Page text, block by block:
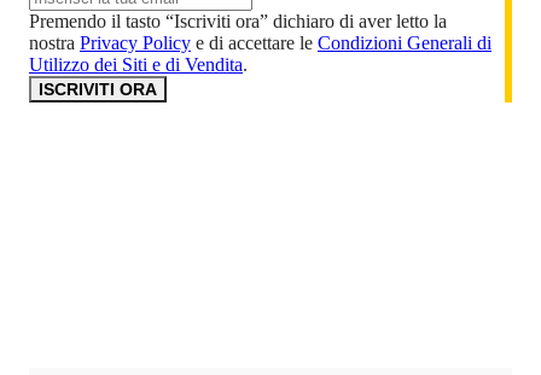
Premendo il tasto “Iscriviti ora” dichiaro di aver letto la
nostra Privacy Policy e di accettare le Condizioni Generali di
Utilizzo dei Siti e di Vendita.
ISCRIVITI ORA